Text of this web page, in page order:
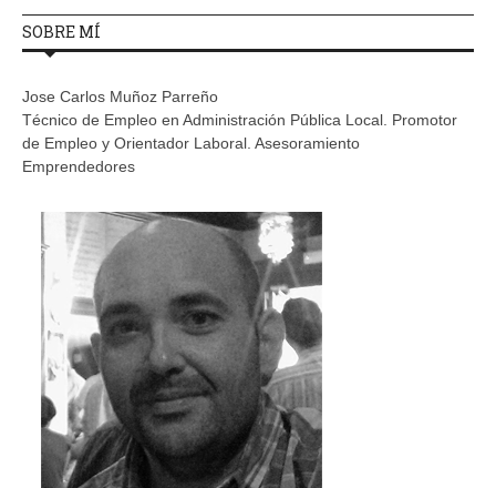
SOBRE MÍ
Jose Carlos Muñoz Parreño
Técnico de Empleo en Administración Pública Local. Promotor
de Empleo y Orientador Laboral. Asesoramiento
Emprendedores